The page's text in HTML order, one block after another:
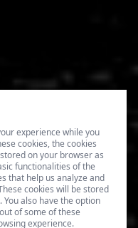
experience while you
cookies, the cookies
on your browser as
functionalities of the
that help us analyze and
cookies will be stored
also have the option
of some of these
experience.